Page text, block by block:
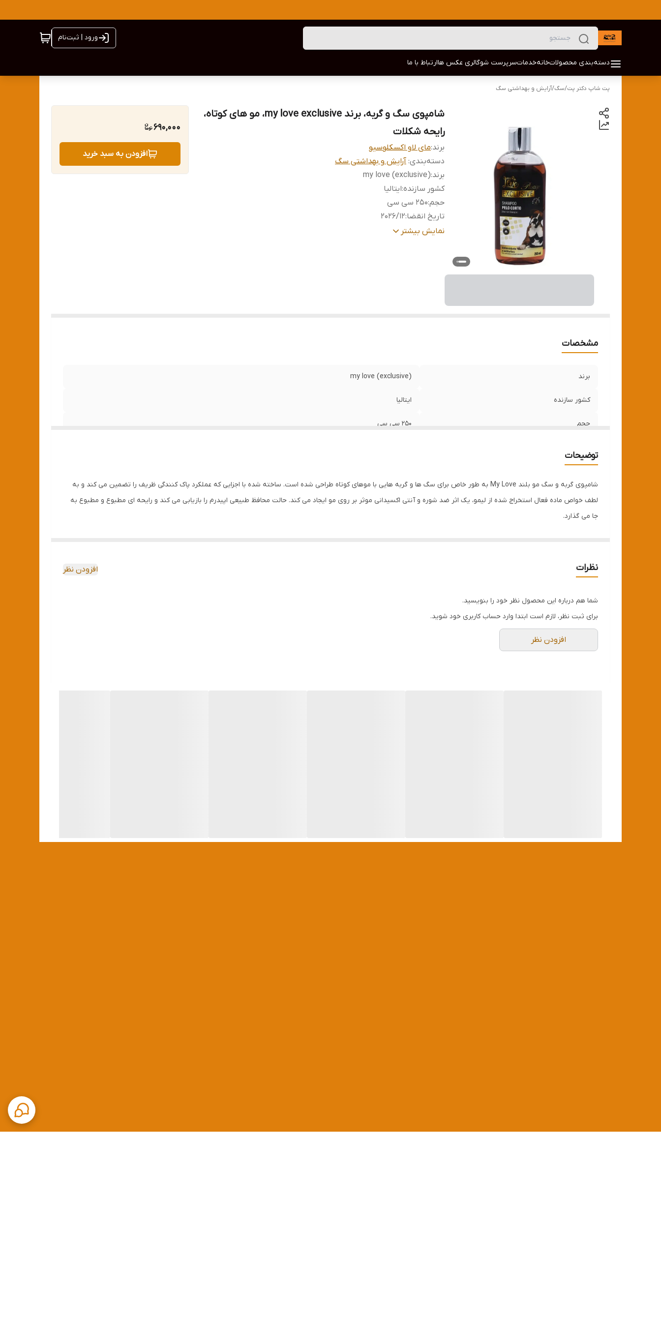
ورود | ثبت‌نام
دسته‌بندی محصولاتخانهخدماتسرپرست شوگالری عکس هاارتباط با ما
پت شاپ دکتر پت/سگ/آرایش و بهداشتی سگ
شامپوی سگ و گربه، برند my love exclusive، مو های کوتاه،
رایحه شکلات
برند:مای لاو اکسکلوسیو
دسته‌بندی: آرایش و بهداشتی سگ
برند:
my love (exclusive)
کشور سازنده:ایتالیا
حجم:۲۵۰ سی سی
تاریخ انقضا:
2026/12
مناسب برای:مو های کوتاهنمایش بیشتر
690,000
افزودن به سبد خرید
مشخصات
برند my love (exclusive)
کشور سازنده ایتالیا
حجم ۲۵۰ سی سی
توضیحات
شامپوی گربه و سگ مو بلند My Love به طور خاص برای سگ ها و گربه هایی با موهای کوتاه طراحی شده است. ساخته شده با اجزایی که عملکرد پاک کنندگی ظریف را تضمین می کند و به
لطف خواص ماده فعال استخراج شده از لیمو، یک اثر ضد شوره و آنتی اکسیدانی موثر بر روی مو ایجاد می کند. حالت محافظ طبیعی اپیدرم را بازیابی می کند و رایحه ای مطبوع و مطبوع به
جا می گذارد.
نظرات افزودن نظر
شما هم درباره این محصول نظر خود را بنویسید.
برای ثبت نظر، لازم است ابتدا وارد حساب کاربری خود شوید.
افزودن نظر